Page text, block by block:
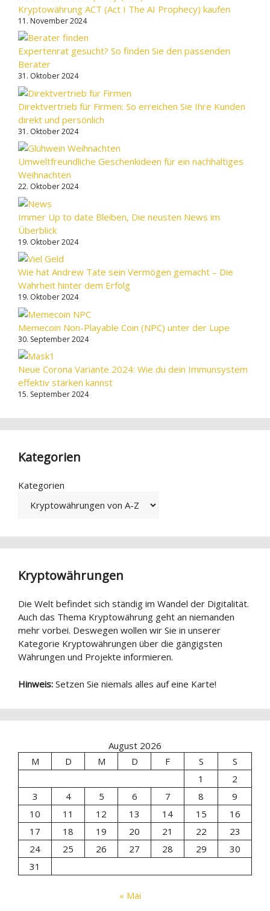
Kryptowährung ACT (Act I The AI Prophecy) kaufen
11. November 2024
Expertenrat gesucht? So finden Sie den passenden
Berater
31. Oktober 2024
Direktvertrieb für Firmen: So erreichen Sie Ihre Kunden
direkt und persönlich
31. Oktober 2024
Umweltfreundliche Geschenkideen für ein nachhaltiges
Weihnachten
22. Oktober 2024
Immer Up to date Bleiben, Die neusten News im
Überblick
19. Oktober 2024
Wie hat Andrew Tate sein Vermögen gemacht – Die
Wahrheit hinter dem Erfolg
19. Oktober 2024
Memecoin Non-Playable Coin (NPC) unter der Lupe
30. September 2024
Neue Corona Variante 2024: Wie du dein Immunsystem
effektiv stärken kannst
15. September 2024
Kategorien
Kategorien
Kryptowährungen
Die Welt befindet sich ständig im Wandel der Digitalität.
Auch das Thema Kryptowährung geht an niemanden
mehr vorbei. Deswegen wollen wir Sie in unserer
Kategorie Kryptowährungen über die gängigsten
Währungen und Projekte informieren.
Hinweis: Setzen Sie niemals alles auf eine Karte!
August 2026
M
D M D F S
S
1
2
3
4 5 6 7 8
9
10
11 12 13 14 15
16
17
18 19 20 21 22
23
24
25 26 27 28 29
30
31
« Mai